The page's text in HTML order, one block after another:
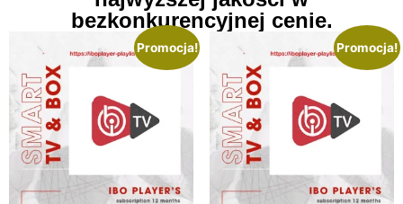
bezkonkurencyjnej cenie.
Promocja! Promocja!